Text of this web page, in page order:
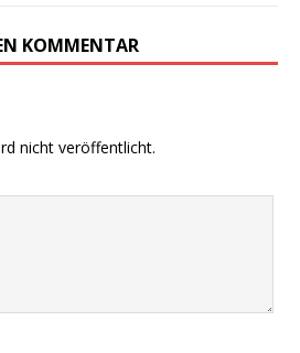
KOMMENTAR
nicht veröffentlicht.